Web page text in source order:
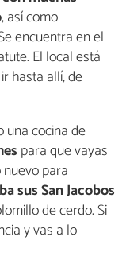
, así como
encuentra en el
El local está
hasta allí, de
una cocina de
para que vayas
para
sus San Jacobos
de cerdo. Si
y vas a lo